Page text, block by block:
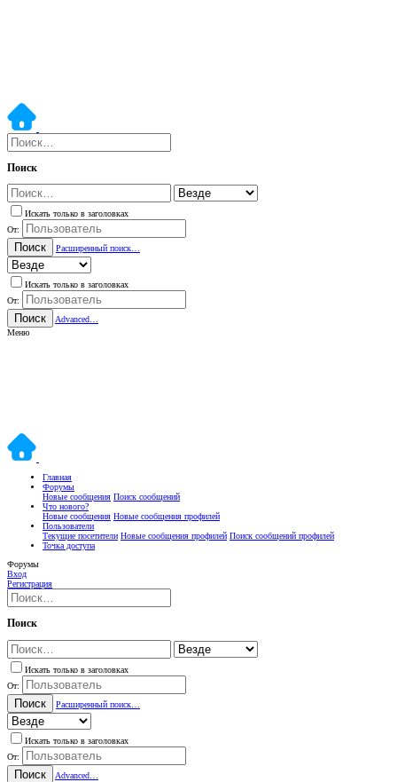
Поиск
Искать только в заголовках
От:
Поиск Расширенный поиск…
Искать только в заголовках
От:
Поиск
Advanced…
Меню
Главная
Форумы
Новые сообщения Поиск сообщений
Что нового?
Новые сообщения Новые сообщения профилей
Пользователи
Текущие посетители Новые сообщения профилей Поиск сообщений профилей
Точка доступа
Форумы
Вход
Регистрация
Поиск
Искать только в заголовках
От:
Поиск Расширенный поиск…
Искать только в заголовках
От:
Поиск
Advanced…